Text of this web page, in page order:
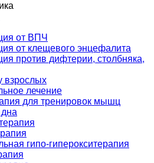
от ВПЧ
от клещевого энцефалита
против дифтерии, столбняка,
взрослых
лечение
для тренировок мышц
дна
гипо-гиперокситерапия